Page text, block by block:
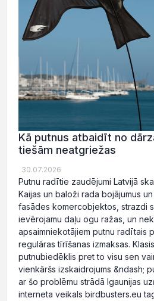
Kā putnus atbaidīt no
tiešām neatgriežas
30.07.2026
Putnu radītie zaudējumi Latvijā
Kaijas un baloži rada bojājumus
fasādes komercobjektos, strazdi
ievērojamu daļu ogu ražas, un
apsaimniekotājiem putnu radītais
regulāras tīrīšanas izmaksas.
putnubiedēklis pret to visu sen
vienkāršs izskaidrojums &ndash;
ar šo problēmu strādā Igaunijas
interneta veikals birdbusters.eu